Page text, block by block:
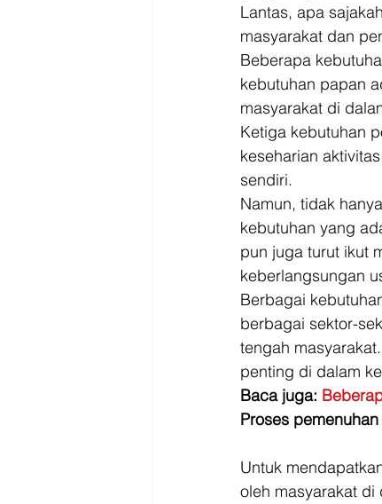
Lantas, apa
masyarakat dan
Beberapa
kebutuhan papan
masyarakat di
Ketiga kebutuhan
keseharian
sendiri.
Namun, tidak
kebutuhan yang
pun juga turut ikut
keberlangsungan
Berbagai
berbagai sektor-
tengah
penting di dalam
Baca juga:
Proses
Untuk
oleh masyarakat